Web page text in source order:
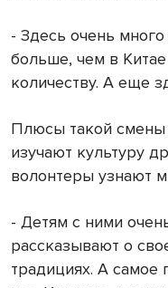
- Здесь очень
больше, чем в
количеству. А еще
Плюсы такой смены
изучают культуру
волонтеры узнают
- Детям с ними
рассказывают о
традициях. А самое